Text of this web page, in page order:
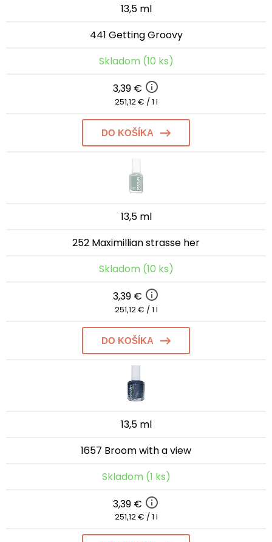
13,5 ml
441 Getting Groovy
Skladom (10 ks)
3,39 €
251,12 € / 1 l
DO KOŠÍKA
13,5 ml
252 Maximillian strasse her
Skladom (10 ks)
3,39 €
251,12 € / 1 l
DO KOŠÍKA
13,5 ml
1657 Broom with a view
Skladom (1 ks)
3,39 €
251,12 € / 1 l